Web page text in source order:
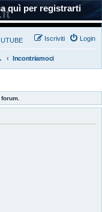
quì per registrarti
Login
Iscriviti
Incontriamoci